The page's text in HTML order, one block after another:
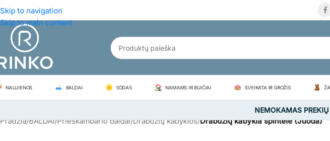
Skip to navigation
Skip to main content
NAUJIENOS BALDAI SODAS NAMAMS IR BUIČIAI SVEIKATA IR GROŽIS
NEMOKAMAS
Pradžia/BALDAI/Prieškambario baldai/Drabužių kabyklos/Drabužių kabykla spintelė (Juoda)